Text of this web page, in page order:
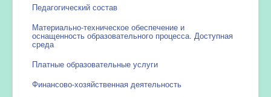
Педагогический состав
Материально-техническое обеспечение и
оснащенность образовательного процесса. Доступная
среда
Платные образовательные услуги
Финансово-хозяйственная деятельность